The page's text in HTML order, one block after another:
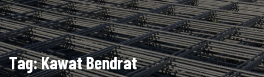
Tag: Kawat Bendrat